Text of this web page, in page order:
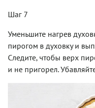
Шаг 7
Уменьшите нагрев
пирогом в духовку и
Следите, чтобы верх
и не пригорел.